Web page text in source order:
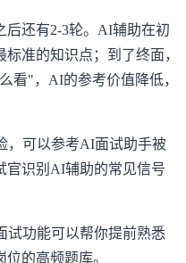
后还有2-3轮。AI辅助在初
准的知识点；到了终面，
看"，AI的参考价值降低，
，可以参考AI面试助手被
官识别AI辅助的常见信号
试功能可以帮你提前熟悉
的高频题库。